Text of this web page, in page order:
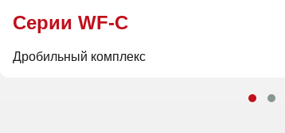
Cерии WF-C
Дробильный комплекс
CGN-208D
Оборудование для наполнения капсул